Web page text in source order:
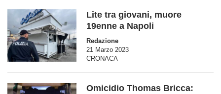
Lite tra giovani, muore
19enne a Napoli
Redazione
21 Marzo 2023
CRONACA
Omicidio Thomas Bricca: